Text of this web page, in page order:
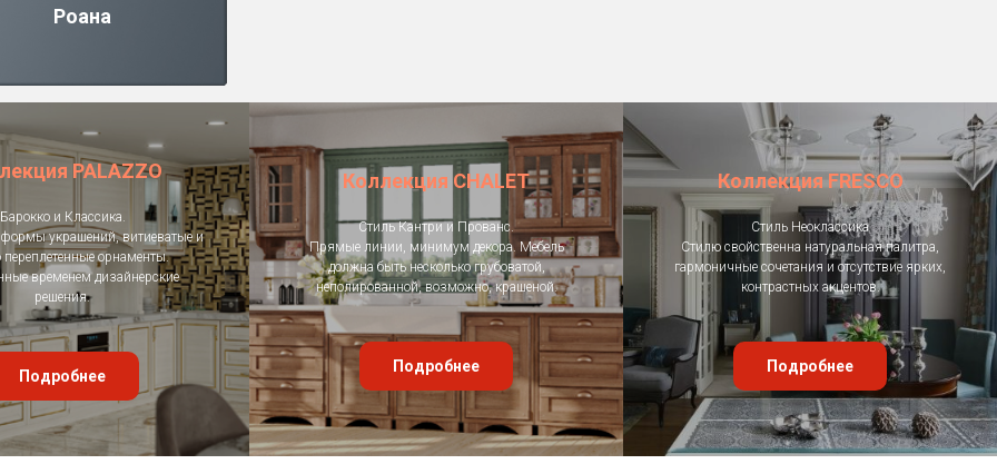
Роана
PALAZZO
Барокко и Классика.
украшений, витиеватые и
орнаменты.
временем дизайнерские
решения.
Подробнее
Коллекция CHALET
Стиль Кантри и Прованс.
Прямые линии, минимум декора. Мебель
должна быть несколько грубоватой,
неполированной, возможно, крашеной.
Подробнее
Коллекция FRESCO
Стиль Неоклассика
Стилю свойственна натуральная палитра,
гармоничные сочетания и отсутствие ярких,
контрастных акцентов.
Подробнее